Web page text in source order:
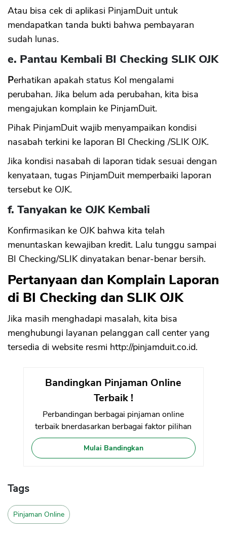
Atau bisa cek di aplikasi PinjamDuit untuk
mendapatkan tanda bukti bahwa pembayaran
sudah lunas.
e. Pantau Kembali BI Checking SLIK OJK
Perhatikan apakah status Kol mengalami
perubahan. Jika belum ada perubahan, kita bisa
mengajukan komplain ke PinjamDuit.
Pihak PinjamDuit wajib menyampaikan kondisi
nasabah terkini ke laporan BI Checking /SLIK OJK.
Jika kondisi nasabah di laporan tidak sesuai dengan
kenyataan, tugas PinjamDuit memperbaiki laporan
tersebut ke OJK.
f. Tanyakan ke OJK Kembali
Konfirmasikan ke OJK bahwa kita telah
menuntaskan kewajiban kredit. Lalu tunggu sampai
BI Checking/SLIK dinyatakan benar-benar bersih.
Pertanyaan dan Komplain Laporan
di BI Checking dan SLIK OJK
Jika masih menghadapi masalah, kita bisa
menghubungi layanan pelanggan call center yang
tersedia di website resmi http://pinjamduit.co.id.
Bandingkan Pinjaman Online
Terbaik !
Perbandingan berbagai pinjaman online
terbaik bnerdasarkan berbagai faktor pilihan
Mulai Bandingkan
Tags
Pinjaman Online